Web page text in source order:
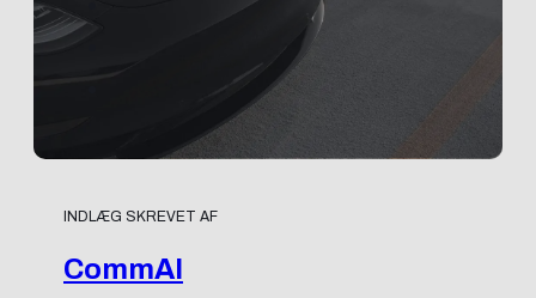
INDLÆG SKREVET AF
CommAI